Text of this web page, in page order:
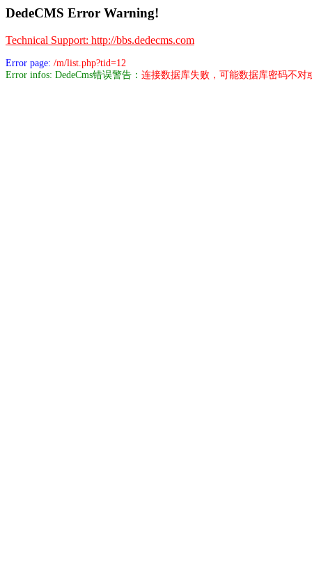
DedeCMS Error Warning!
Technical Support: http://bbs.dedecms.com
Error page: /m/list.php?tid=12
Error infos: DedeCms错误警告： 连接数据库失败，可能数据库密码不对